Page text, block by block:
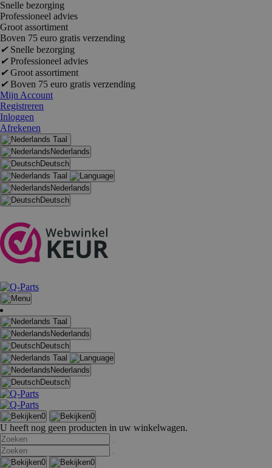
Snelle bezorging
Professioneel advies
Groot assortiment
Boven 75 euro gratis verzending
✔Snelle bezorging
✔Professioneel advies
✔Groot assortiment
✔Boven 75 euro gratis verzending
Mijn Account
Registreren
Inloggen
Afrekenen
Taal
Nederlands
Deutsch
Taal
Nederlands
Deutsch
Taal
Nederlands
Deutsch
Taal
Nederlands
Deutsch
0 0
U heeft nog geen producten in uw winkelwagen.
0 0